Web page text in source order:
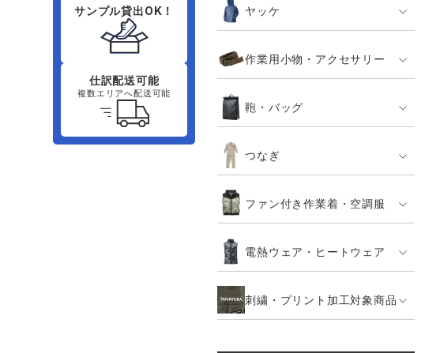
サンプル貸出OK！
仕訳配送可能
複数エリアへ配送可能
ヤッケ
作業用小物・アクセサリー
鞄・バッグ
つなぎ
ファン付き作業着・空調服
電熱ウェア・ヒートウェア
刺繍・プリント加工対象商品